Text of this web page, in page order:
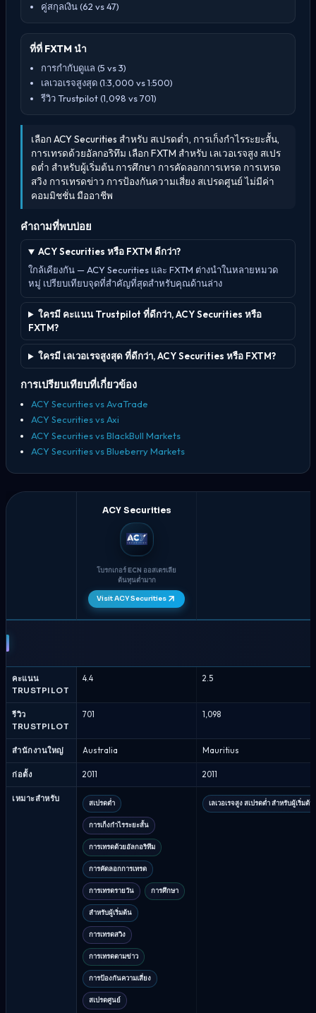
คู่สกุลเงิน (62 vs 47)
ที่ที่ FXTM นำ
การกำกับดูแล (5 vs 3)
เลเวอเรจสูงสุด (1:3,000 vs 1:500)
รีวิว Trustpilot (1,098 vs 701)
เลือก ACY Securities สำหรับ สเปรดต่ำ, การเก็งกำไรระยะสั้น,
การเทรดด้วยอัลกอริทึม เลือก FXTM สำหรับ เลเวอเรจสูง สเปร
ดต่ำ สำหรับผู้เริ่มต้น การศึกษา การคัดลอกการเทรด การเทรด
สวิง การเทรดข่าว การป้องกันความเสี่ยง สเปรดศูนย์ ไม่มีค่า
คอมมิชชั่น มืออาชีพ
คำถามที่พบบ่อย
ACY Securities หรือ FXTM ดีกว่า?
ใกล้เคียงกัน — ACY Securities และ FXTM ต่างนำในหลายหมวด
หมู่ เปรียบเทียบจุดที่สำคัญที่สุดสำหรับคุณด้านล่าง
ใครมี คะแนน Trustpilot ที่ดีกว่า, ACY Securities หรือ
FXTM?
ใครมี เลเวอเรจสูงสุด ที่ดีกว่า, ACY Securities หรือ FXTM?
การเปรียบเทียบที่เกี่ยวข้อง
ACY Securities vs AvaTrade
ACY Securities vs Axi
ACY Securities vs BlackBull Markets
ACY Securities vs Blueberry Markets
Securities
FXTM
เปรียบ
เทียบ
บร็
เกอร์
2026
ACY Securities
โบรกเกอร์ ECN ออสเตรเลีย
ต้นทุนต่ำมาก
Visit ACY Securities
คะแนน
TRUSTPILOT
4.4 2.5
รีวิว
TRUSTPILOT
701 1,098
สำนักงานใหญ่ Australia Mauritius
ก่อตั้ง 2011 2011
เหมาะสำหรับ สเปรดต่ำ
การเก็งกำไรระยะสั้น
การเทรดด้วยอัลกอริทึม
การคัดลอกการเทรด
การเทรดรายวัน การศึกษา
สำหรับผู้เริ่มต้น
การเทรดสวิง
การเทรดตามข่าว
การป้องกันความเสี่ยง
สเปรดศูนย์
เลเวอเรจสูง สเปรดต่ำ สำหรับผู้เริ่ม